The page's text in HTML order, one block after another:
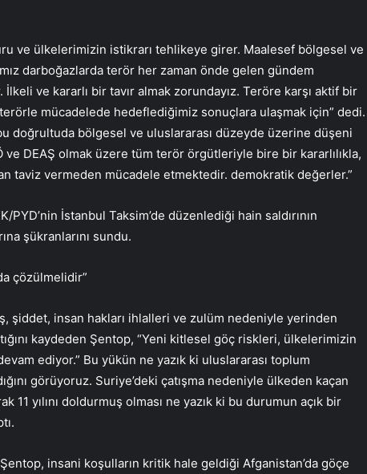
ve ülkelerimizin istikrarı tehlikeye girer. Maalesef bölgesel ve
darboğazlarda terör her zaman önde gelen gündem
ve kararlı bir tavır almak zorundayız. Teröre karşı aktif bir
mücadelede hedeflediğimiz sonuçlara ulaşmak için” dedi.
doğrultuda bölgesel ve uluslararası düzeyde üzerine düşeni
ve DEAŞ olmak üzere tüm terör örgütleriyle bire bir kararlılıkla,
taviz vermeden mücadele etmektedir. demokratik değerler.”
İstanbul Taksim’de düzenlediği hain saldırının
şükranlarını sundu.
çözülmelidir”
şiddet, insan hakları ihlalleri ve zulüm nedeniyle yerinden
kaydeden Şentop, “Yeni kitlesel göç riskleri, ülkelerimizin
ediyor.” Bu yükün ne yazık ki uluslararası toplum
görüyoruz. Suriye’deki çatışma nedeniyle ülkeden kaçan
11 yılını doldurmuş olması ne yazık ki bu durumun açık bir
insani koşulların kritik hale geldiği Afganistan’da göçe